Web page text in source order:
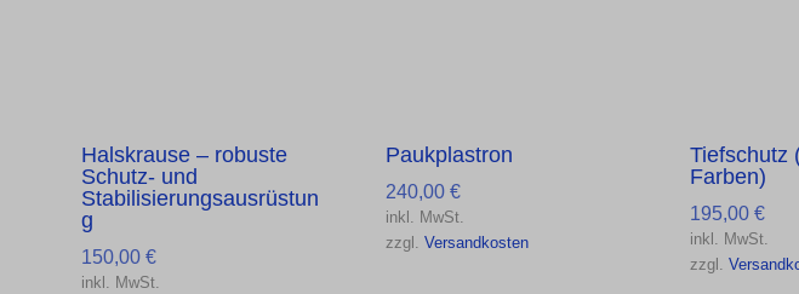
Halskrause – robuste
Schutz- und
Stabilisierungsausrüstun
g
150,00 €
inkl. MwSt.
Paukplastron
240,00€
inkl. MwSt.
zzgl.Versandkosten
Tiefschutz
Farben)
195,00€
inkl. MwSt.
zzgl.